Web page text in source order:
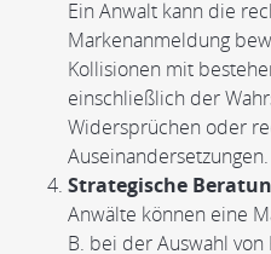
Ein Anwalt kann die
Markenanmeldung
Kollisionen mit
einschließlich der
Widersprüchen oder
Auseinandersetzungen.
Strategische
Anwälte können eine
B. bei der Auswahl